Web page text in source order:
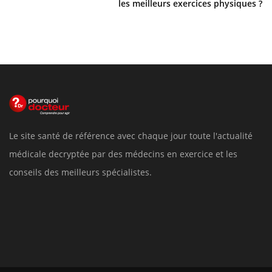
les meilleurs exercices physiques ?
Le site santé de référence avec chaque jour toute l'actualité
médicale decryptée par des médecins en exercice et les
conseils des meilleurs spécialistes.